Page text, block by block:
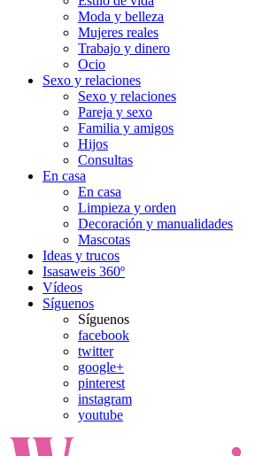
Moda y belleza
Mujeres reales
Trabajo y dinero
Ocio
Sexo y relaciones
Sexo y relaciones
Pareja y sexo
Familia y amigos
Hijos
Consultas
En casa
En casa
Limpieza y orden
Decoración y manualidades
Mascotas
Ideas y trucos
Isasaweis 360º
Vídeos
Síguenos
Síguenos
facebook
twitter
google+
pinterest
instagram
youtube